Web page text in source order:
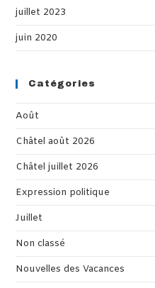
juillet 2023
juin 2020
Catégories
Août
Châtel août 2026
Châtel juillet 2026
Expression politique
Juillet
Non classé
Nouvelles des Vacances